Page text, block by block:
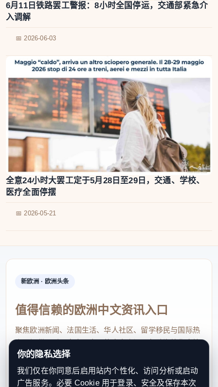
6月11日铁路罢工警报：8小时全国停运，交通部紧急介
入调解
📅 2026-06-03
全意24小时大罢工定于5月28日至29日，交通、学校、
医疗全面停摆
📅 2026-05-21
新欧洲 · 欧洲头条
值得信赖的欧洲中文资讯入口
聚焦欧洲新闻、法国生活、华人社区、留学移民与国际热
点，提供及时、真实、实用的中文资讯，帮助海外华人快
速了解欧洲动态。
contact@xinouzhou.com
你的隐私选择
我们仅在你同意后启用站内个性化、访问分析或启动
广告服务。必要 Cookie 用于登录、安全及保存本次